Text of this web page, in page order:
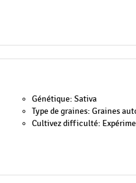
Génétique: Sativa
Type de graines: Graines
Cultivez difficulté: